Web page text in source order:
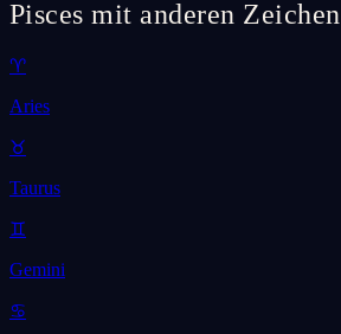
Pisces mit anderen Zeichen
♈
Aries
♉
Taurus
♊
Gemini
♋